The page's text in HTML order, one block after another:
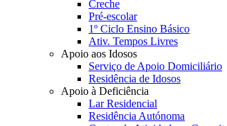
Creche
Pré-escolar
1º Ciclo Ensino Básico
Ativ. Tempos Livres
Apoio aos Idosos
Serviço de Apoio Domiciliário
Residência de Idosos
Apoio à Deficiência
Lar Residencial
Residência Autónoma